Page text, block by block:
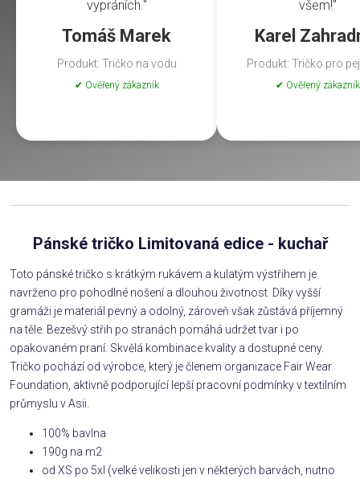
vypráních."
Tomáš Marek
Produkt: Tričko na vodu
✔ Ověřený zákazník
všem!"
Karel
Produkt: Tričko pro
✔ Ověřený zákazník
Pánské tričko Limitovaná edice - kuchař
Toto pánské tričko s krátkým rukávem a kulatým výstřihem je
navrženo pro pohodlné nošení a dlouhou životnost. Díky vyšší
gramáži je materiál pevný a odolný, zároveň však zůstává příjemný
na těle. Bezešvý střih po stranách pomáhá udržet tvar i po
opakovaném praní. Skvělá kombinace kvality a dostupné ceny.
Tričko pochází od výrobce, který je členem organizace Fair Wear
Foundation, aktivně podporující lepší pracovní podmínky v textilním
průmyslu v Asii.
100% bavlna
190g na m2
od XS po 5xl (velké velikosti jen v některých barvách, nutno